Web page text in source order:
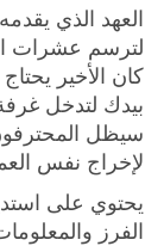
العهد الذي
لترسم عشرات
كان الأخير
بيدك لتدخل
سيظل
لإخراج نفس
يحتوي على
الفرز